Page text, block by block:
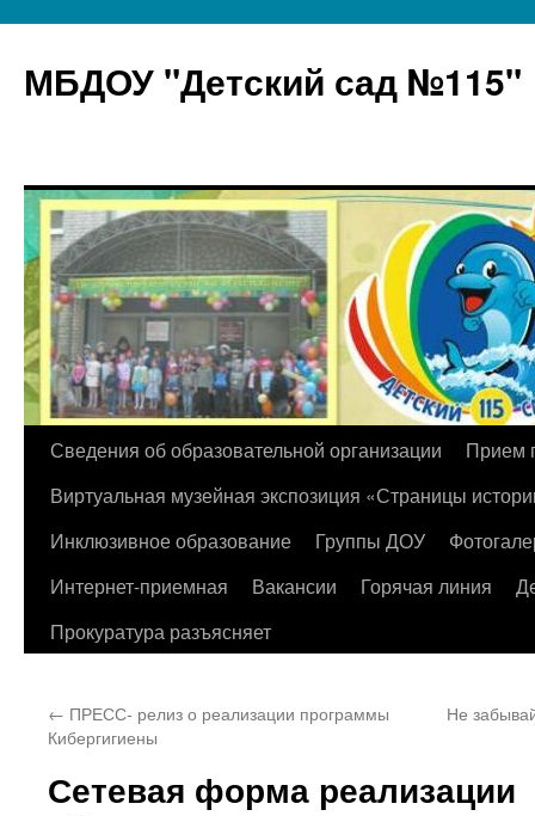
МБДОУ "Детский сад №115"
Перейти
содержимому
Сведения об образовательной организации
Прием
Виртуальная музейная экспозиция «Страницы
Инклюзивное образование
Группы ДОУ
Интернет-приемная
Вакансии Горячая линия
Прокуратура разъясняет
← ПРЕСС- релиз о реализации программы
Кибергигиены
Не
Сетевая форма реализации